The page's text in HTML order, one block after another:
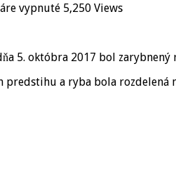
vypnuténa
vplávalo
ton
5,250 Views
5. októbra 2017 bol
predstihu a ryba bola rozdelená